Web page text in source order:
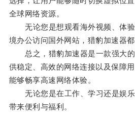
全球网络资源。
无论您是想观看海外视频、体验
境办公访问国外网站，猎豹加速器都
总之，猎豹加速器是一款强大的
供稳定、高效的网络连接以及保障
能够畅享高速网络体验。
无论您是在工作、学习还是娱乐
带来便利与福利。